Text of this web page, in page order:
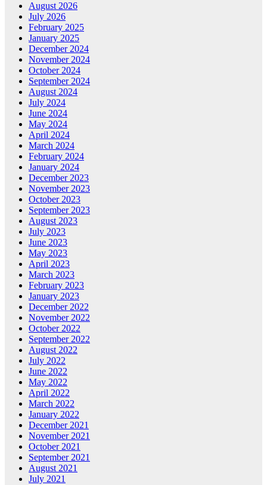
August 2026
July 2026
February 2025
January 2025
December 2024
November 2024
October 2024
September 2024
August 2024
July 2024
June 2024
May 2024
April 2024
March 2024
February 2024
January 2024
December 2023
November 2023
October 2023
September 2023
August 2023
July 2023
June 2023
May 2023
April 2023
March 2023
February 2023
January 2023
December 2022
November 2022
October 2022
September 2022
August 2022
July 2022
June 2022
May 2022
April 2022
March 2022
January 2022
December 2021
November 2021
October 2021
September 2021
August 2021
July 2021